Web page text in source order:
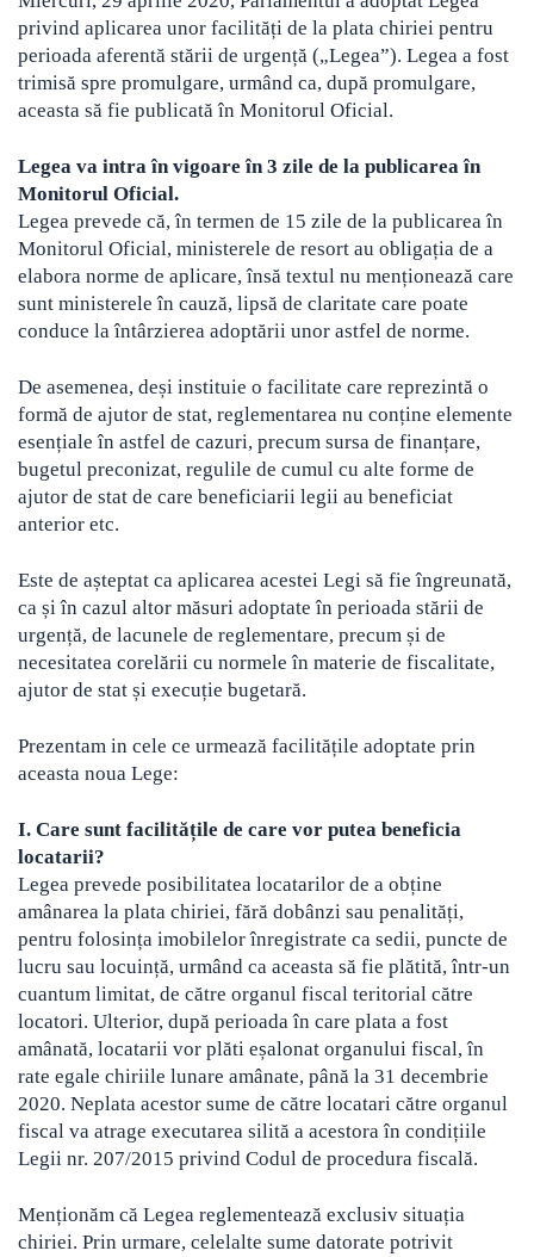
privind aplicarea unor facilități de la plata chiriei pentru
perioada aferentă stării de urgență („Legea”). Legea a fost
trimisă spre promulgare, urmând ca, după promulgare,
aceasta să fie publicată în Monitorul Oficial.
Legea va intra în vigoare în 3 zile de la publicarea în
Monitorul Oficial.
Legea prevede că, în termen de 15 zile de la publicarea în
Monitorul Oficial, ministerele de resort au obligația de a
elabora norme de aplicare, însă textul nu menționează care
sunt ministerele în cauză, lipsă de claritate care poate
conduce la întârzierea adoptării unor astfel de norme.
De asemenea, deși instituie o facilitate care reprezintă o
formă de ajutor de stat, reglementarea nu conține elemente
esențiale în astfel de cazuri, precum sursa de finanțare,
bugetul preconizat, regulile de cumul cu alte forme de
ajutor de stat de care beneficiarii legii au beneficiat
anterior etc.
Este de așteptat ca aplicarea acestei Legi să fie îngreunată,
ca și în cazul altor măsuri adoptate în perioada stării de
urgență, de lacunele de reglementare, precum și de
necesitatea corelării cu normele în materie de fiscalitate,
ajutor de stat și execuție bugetară.
Prezentam in cele ce urmează facilitățile adoptate prin
aceasta noua Lege:
I. Care sunt facilitățile de care vor putea beneficia
locatarii?
Legea prevede posibilitatea locatarilor de a obține
amânarea la plata chiriei, fără dobânzi sau penalități,
pentru folosința imobilelor înregistrate ca sedii, puncte de
lucru sau locuință, urmând ca aceasta să fie plătită, într-un
cuantum limitat, de către organul fiscal teritorial către
locatori. Ulterior, după perioada în care plata a fost
amânată, locatarii vor plăti eșalonat organului fiscal, în
rate egale chiriile lunare amânate, până la 31 decembrie
2020. Neplata acestor sume de către locatari către organul
fiscal va atrage executarea silită a acestora în condițiile
Legii nr. 207/2015 privind Codul de procedura fiscală.
Menționăm că Legea reglementează exclusiv situația
chiriei. Prin urmare, celelalte sume datorate potrivit